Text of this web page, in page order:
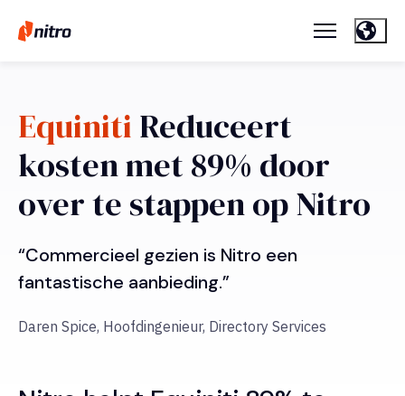
Equiniti Reduceert
kosten met 89% door
over te stappen op Nitro
“Commercieel gezien is Nitro een
fantastische aanbieding.”
Daren Spice, Hoofdingenieur, Directory Services